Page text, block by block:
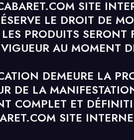
SITE
LE DROIT DE
PRODUITS SERONT
AU MOMENT
DEMEURE LA
DE LA
COMPLET ET
SITE